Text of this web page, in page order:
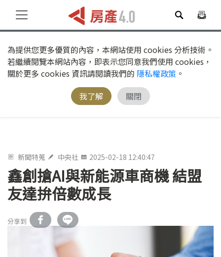
為提供您更多優質的內容，本網站使用 cookies 分析技術。
若繼續閱覽本網站內容，即表示您同意我們使用 cookies，
關於更多 cookies 資訊請閱讀我們的 隱私權政策 。
我了解
關閉
新聞特蒐 中央社 2025-02-18 12:40:47
鑫創搶AI與新能源車商機 結盟
友達拚倍數成長
分享到